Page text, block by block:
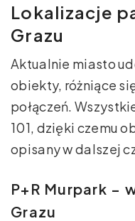
Lokalizacje
Grazu
Aktualnie miasto
obiekty, różniące
połączeń.
101, dzięki czemu
opisany w dalszej
P+R Murpark –
Grazu